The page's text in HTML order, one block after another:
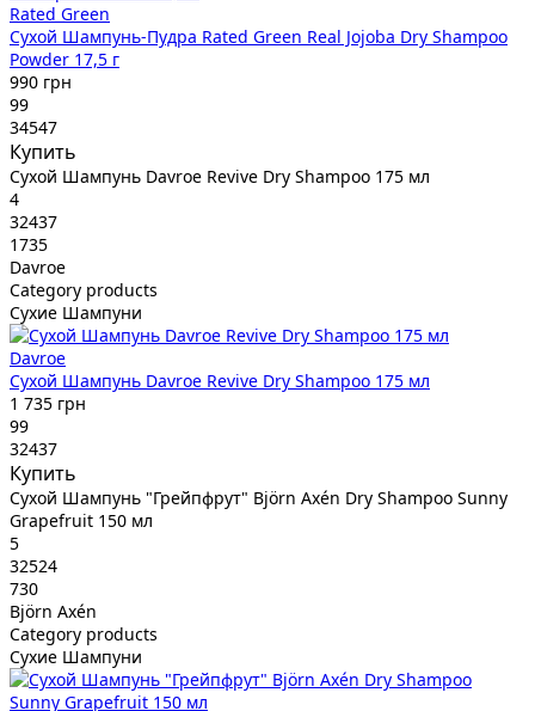
Rated Green
Сухой Шампунь-Пудра Rated Green Real Jojoba Dry Shampoo
Powder 17,5 г
990 грн
99
34547
Купить
Сухой Шампунь Davroe Revive Dry Shampoo 175 мл
4
32437
1735
Davroe
Category products
Сухие Шампуни
Davroe
Сухой Шампунь Davroe Revive Dry Shampoo 175 мл
1 735 грн
99
32437
Купить
Сухой Шампунь "Грейпфрут" Björn Axén Dry Shampoo Sunny
Grapefruit 150 мл
5
32524
730
Björn Axén
Category products
Сухие Шампуни